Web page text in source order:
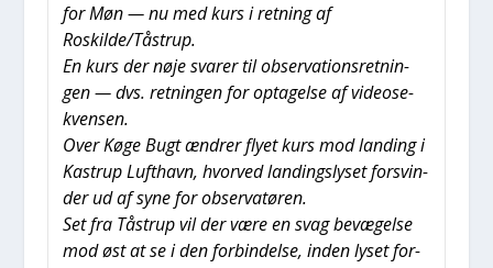
for Møn — nu med kurs i ret­ning af
Roskilde/Tåstrup.
En kurs der nøje sva­rer til obser­va­tions­ret­nin­
gen — dvs. ret­nin­gen for opta­gel­se af video­se­
kven­sen.
Over Køge Bugt ændrer fly­et kurs mod lan­ding i
Kastrup Luft­havn, hvor­ved lan­dings­ly­set for­svin­
der ud af syne for obser­va­tø­ren.
Set fra Tåstrup vil der være en svag bevæ­gel­se
mod øst at se i den for­bin­del­se, inden lyset for­